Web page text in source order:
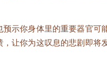
示你身体里的重要器官可
让你为这叹息的悲剧即将